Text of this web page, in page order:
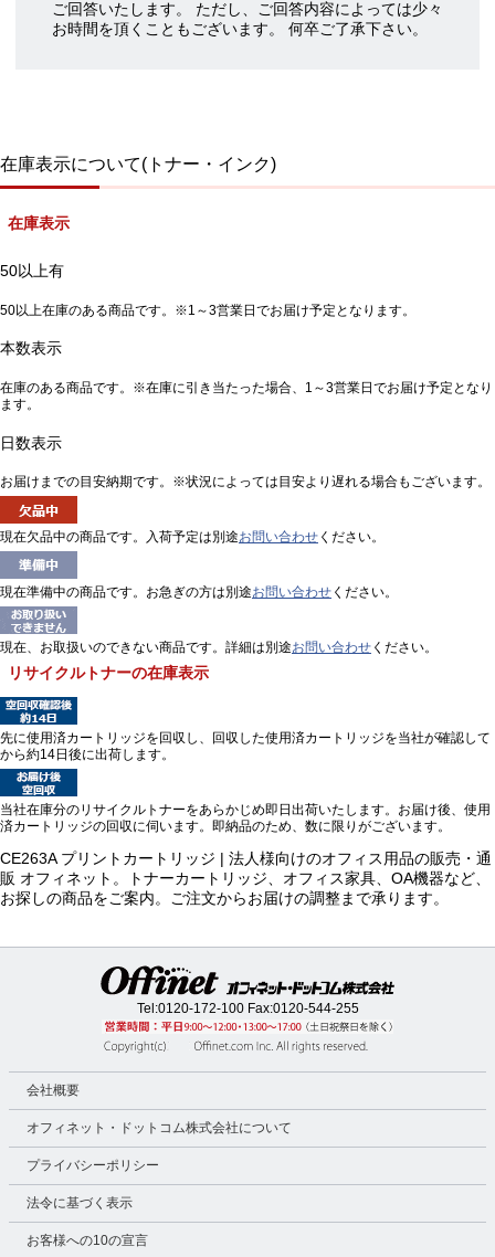
ご回答いたします。 ただし、ご回答内容によっては少々
お時間を頂くこともございます。 何卒ご了承下さい。
在庫表示について(トナー・インク)
在庫表示
50以上有
50以上在庫のある商品です。※1～3営業日でお届け予定となります。
本数表示
在庫のある商品です。※在庫に引き当たった場合、1～3営業日でお届け予定となり
ます。
日数表示
お届けまでの目安納期です。※状況によっては目安より遅れる場合もございます。
現在欠品中の商品です。入荷予定は別途お問い合わせ ください。
現在準備中の商品です。お急ぎの方は別途お問い合わせ ください。
現在、お取扱いのできない商品です。詳細は別途お問い合わせ ください。
リサイクルトナーの在庫表示
先に使用済カートリッジを回収し、回収した使用済カートリッジを当社が確認して
から約14日後に出荷します。
当社在庫分のリサイクルトナーをあらかじめ即日出荷いたします。お届け後、使用
済カートリッジの回収に伺います。即納品のため、数に限りがございます。
CE263A プリントカートリッジ | 法人様向けのオフィス用品の販売・通
販 オフィネット。トナーカートリッジ、オフィス家具、OA機器など、
お探しの商品をご案内。ご注文からお届けの調整まで承ります。
Tel:0120-172-100Fax:0120-544-255
会社概要
オフィネット・ドットコム株式会社について
プライバシーポリシー
法令に基づく表示
お客様への10の宣言